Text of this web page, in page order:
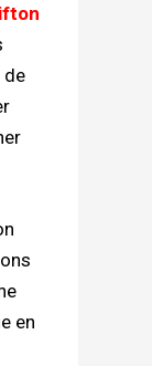
de
en